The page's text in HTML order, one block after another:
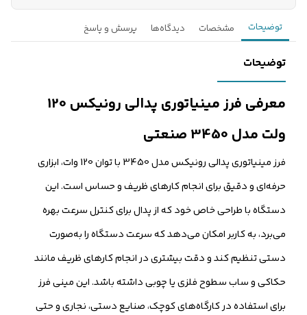
نام
تماس می‌گیرند.
ثبت درخواست مشاوره رایگان
توضیحات مشخصات دیدگاه‌ها پرسش و پاسخ
توضیحات
معرفی فرز مینیاتوری پدالی رونیکس 120
ولت مدل 3450 صنعتی
فرز مینیاتوری پدالی رونیکس مدل 3450 با توان 120 وات، ابزاری
حرفه‌ای و دقیق برای انجام کارهای ظریف و حساس است. این
دستگاه با طراحی خاص خود که از پدال برای کنترل سرعت بهره
می‌برد، به کاربر امکان می‌دهد که سرعت دستگاه را به‌صورت
دستی تنظیم کند و دقت بیشتری در انجام کارهای ظریف مانند
حکاکی و ساب سطوح فلزی یا چوبی داشته باشد. این مینی فرز
برای استفاده در کارگاه‌های کوچک، صنایع دستی، نجاری و حتی